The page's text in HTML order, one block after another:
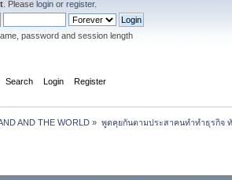
. Please login or register.
password and session length
Search Login Register
AND THE WORLD » พูดคุยกันตามประสาคนทำทำธุรกิจ ทั